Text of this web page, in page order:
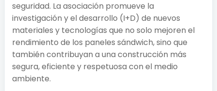
seguridad. La asociación promueve la
investigación y el desarrollo (I+D) de nuevos
materiales y tecnologías que no solo mejoren el
rendimiento de los paneles sándwich, sino que
también contribuyan a una construcción más
segura, eficiente y respetuosa con el medio
ambiente.